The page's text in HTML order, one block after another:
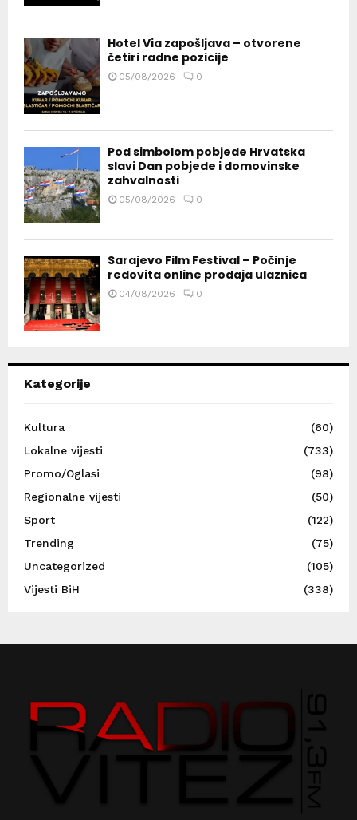
Hotel Via zapošljava – otvorene
četiri radne pozicije
05/08/2026 0
Pod simbolom pobjede Hrvatska
slavi Dan pobjede i domovinske
zahvalnosti
05/08/2026 0
Sarajevo Film Festival – Počinje
redovita online prodaja ulaznica
04/08/2026 0
Kategorije
Kultura
(60)
Lokalne vijesti
(733)
Promo/Oglasi
(98)
Regionalne vijesti
(50)
Sport
(122)
Trending
(75)
Uncategorized
(105)
Vijesti BiH
(338)